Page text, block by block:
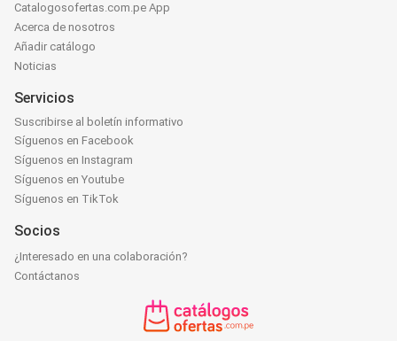
Catalogosofertas.com.pe App
Acerca de nosotros
Añadir catálogo
Noticias
Servicios
Suscribirse al boletín informativo
Síguenos en Facebook
Síguenos en Instagram
Síguenos en Youtube
Síguenos en TikTok
Socios
¿Interesado en una colaboración?
Contáctanos